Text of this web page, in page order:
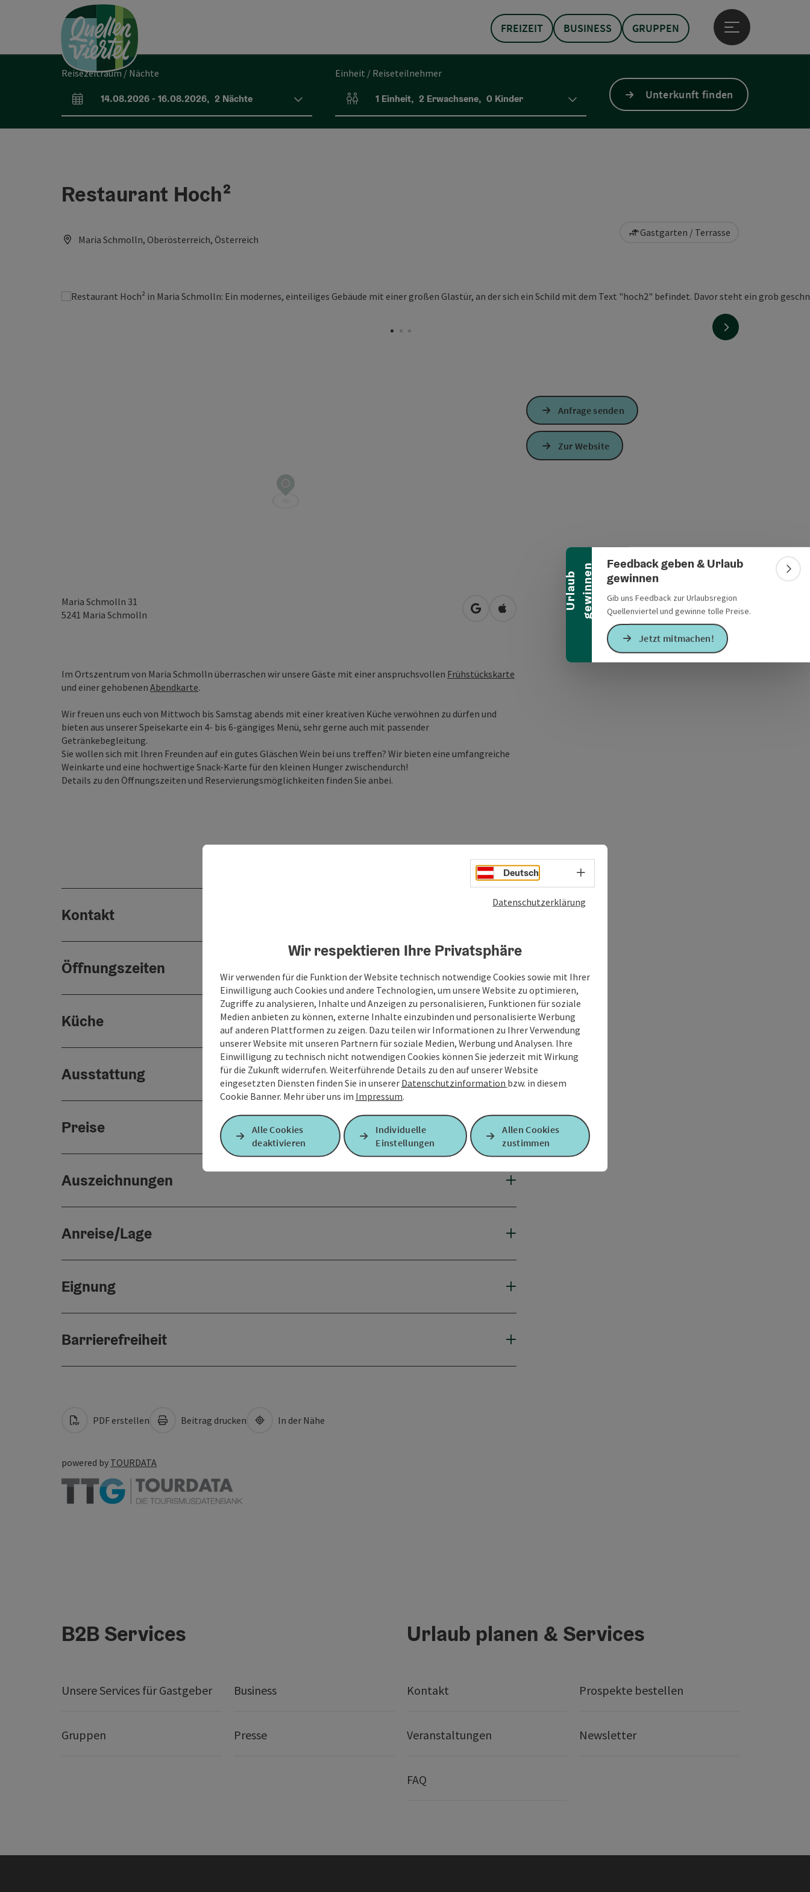
Zum InhaltAccesskey
[0]
Zur NavigationAccesskey
Zum Seitenanfang Accesskey
U
r
l
a
u
b
g
e
w
i
n
n
e n
Banner einklappen
Feedback geben & Urlaub
gewinnen
Gib uns Feedback zur Urlaubsregion
Quellenviertel und gewinne tolle Preise.
Jetzt mitmachen!
FREIZEIT BUSINESS GRUPPEN
Hauptmenü öffnen
Reisezeitraum / Nächte
An- und Abreisefelder
14.08.2026- 16.08.2026, 2 Nächte
Einheit / Reiseteilnehmer
Einheitenanzahl und Personenfelder
1 Einheit, 2 Erwachsene, 0 Kinder Unterkunft finden
Restaurant Hoch²
Maria Schmolln, Oberösterreich, Österreich
nächstes Element
Gastgarten / Terrasse
Maria Schmolln 31
5241 Maria Schmolln in Google Maps öffnen
in Apple Maps öffnen
Im Ortszentrum von Maria Schmolln überraschen wir unsere Gäste mit einer anspruchsvollen Frühstückskarte
und einer gehobenen Abendkarte.
Wir freuen uns euch von Mittwoch bis Samstag abends mit einer kreativen Küche verwöhnen zu dürfen und
bieten aus unserer Speisekarte ein 4- bis 6-gängiges Menü, sehr gerne auch mit passender
Getränkebegleitung.
Sie wollen sich mit Ihren Freunden auf ein gutes Gläschen Wein bei uns treffen? Wir bieten eine umfangreiche
Weinkarte und eine hochwertige Snack-Karte für den kleinen Hunger zwischendurch!
Details zu den Öffnungszeiten und Reservierungsmöglichkeiten finden Sie anbei.
Kontakt
Öffnungszeiten
Küche
Ausstattung
Preise
Auszeichnungen
Anreise/Lage
Eignung
Barrierefreiheit
Anfrage senden
Zur Website
PDF erstellen Beitrag drucken In der Nähe
powered by TOURDATA
B2B Services
Unsere Services für Gastgeber Business
Gruppen Presse
Urlaub planen & Services
Kontakt Prospekte bestellen
Veranstaltungen Newsletter
FAQ
Deutsch Sprachwahl - Menü öffnen
Datenschutzerklärung
Wir respektieren Ihre Privatsphäre
Wir verwenden für die Funktion der Website technisch notwendige Cookies sowie mit Ihrer
Einwilligung auch Cookies und andere Technologien, um unsere Website zu optimieren,
Zugriffe zu analysieren, Inhalte und Anzeigen zu personalisieren, Funktionen für soziale
Medien anbieten zu können, externe Inhalte einzubinden und personalisierte Werbung
auf anderen Plattformen zu zeigen. Dazu teilen wir Informationen zu Ihrer Verwendung
unserer Website mit unseren Partnern für soziale Medien, Werbung und Analysen. Ihre
Einwilligung zu technisch nicht notwendigen Cookies können Sie jederzeit mit Wirkung
für die Zukunft widerrufen. Weiterführende Details zu den auf unserer Website
eingesetzten Diensten finden Sie in unserer Datenschutzinformation bzw. in diesem
Cookie Banner. Mehr über uns im Impressum.
Alle Cookies
deaktivieren
Individuelle
Einstellungen
Allen Cookies
zustimmen